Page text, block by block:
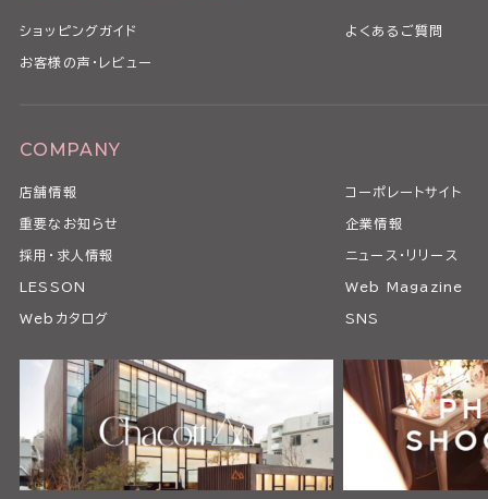
ショッピングガイド よくあるご質問
お客様の声・レビュー
COMPANY
店舗情報 コーポレートサイト
重要なお知らせ 企業情報
採用・求人情報 ニュース・リリース
LESSON Web Magazine
Webカタログ SNS